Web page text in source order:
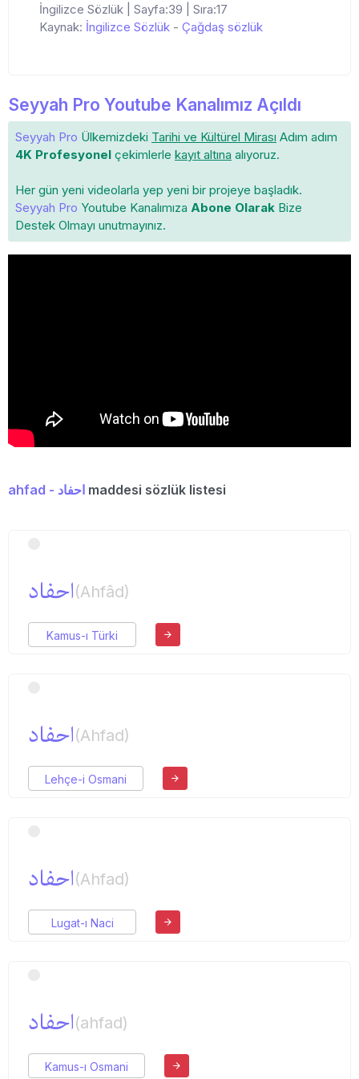
İngilizce Sözlük | Sayfa:39 | Sıra:17
Kaynak: İngilizce Sözlük - Çağdaş sözlük
Seyyah Pro Youtube Kanalımız Açıldı
Seyyah Pro Ülkemizdeki Tarihi ve Kültürel Mirası Adım adım
4K Profesyonel çekimlerle kayıt altına alıyoruz.
Her gün yeni videolarla yep yeni bir projeye başladık.
Seyyah Pro Youtube Kanalımıza Abone Olarak Bize
Destek Olmayı unutmayınız.
ahfad - احفاد maddesi sözlük listesi
احفاد(Ahfâd)
Kamus-ı Türki
احفاد(Ahfad)
Lehçe-i Osmani
احفاد(Ahfad)
Lugat-ı Naci
احفاد(ahfad)
Kamus-ı Osmani